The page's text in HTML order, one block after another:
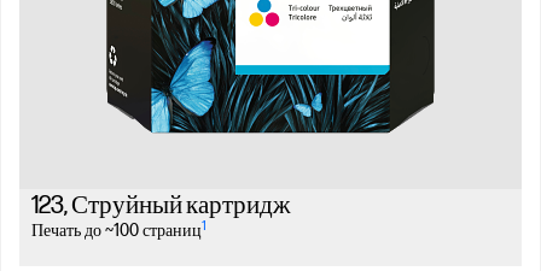
123, Струйный картридж
Печать до ~100 страниц1